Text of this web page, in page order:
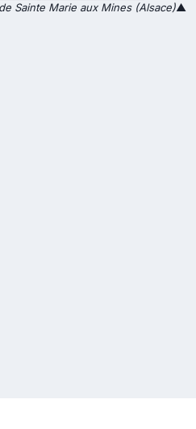
Sainte Marie aux Mines (Alsace)▲